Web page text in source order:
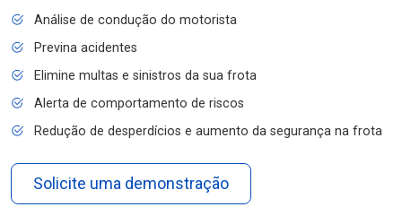
Análise de condução do motorista
Previna acidentes
Elimine multas e sinistros da sua frota
Alerta de comportamento de riscos
Redução de desperdícios e aumento da segurança na frota
Solicite uma demonstração